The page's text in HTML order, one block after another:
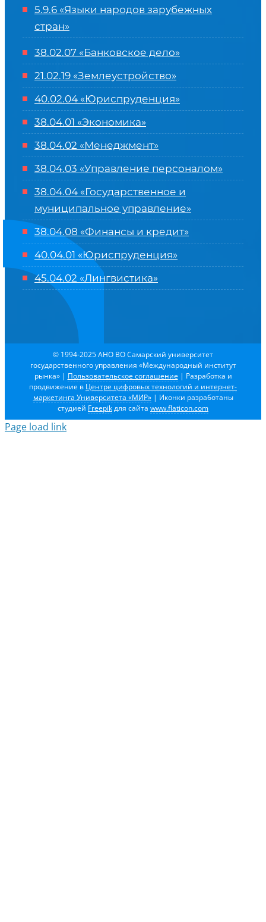
5.9.6 «Языки народов зарубежных
стран»
38.02.07 «Банковское дело»
21.02.19 «Землеустройство»
40.02.04 «Юриспруденция»
38.04.01 «Экономика»
38.04.02 «Менеджмент»
38.04.03 «Управление персоналом»
38.04.04 «Государственное и
муниципальное управление»
38.04.08 «Финансы и кредит»
40.04.01 «Юриспруденция»
45.04.02 «Лингвистика»
© 1994-2025 АНО ВО Самарский университет
государственного управления «Международный институт
рынка» | Пользовательское соглашение | Разработка и
продвижение в Центре цифровых технологий и интернет-
маркетинга Университета «МИР»| Иконки разработаны
студией Freepikдля сайта www.flaticon.com
Page load link